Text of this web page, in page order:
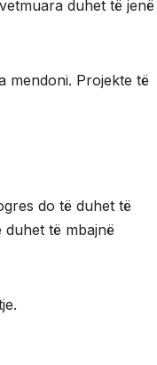
duhet të jenë
mendoni. Projekte të
do të duhet të
të mbajnë